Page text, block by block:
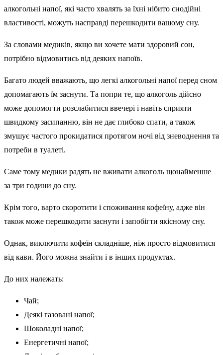
алкогольні напої, які часто хвалять за їхні нібито снодійні
властивості, можуть насправді перешкодити вашому сну.
За словами медиків, якщо ви хочете мати здоровий сон,
потрібно відмовитись від деяких напоїв.
Багато людей вважають, що легкі алкогольні напої перед сном
допомагають їм заснути. Та попри те, що алкоголь дійсно
може допомогти розслабитися ввечері і навіть сприяти
швидкому засипанню, він не дає глибоко спати, а також
змушує частого прокидатися протягом ночі від зневоднення та
потреби в туалеті.
Саме тому медики радять не вживати алкоголь щонайменше
за три години до сну.
Крім того, варто скоротити і споживання кофеїну, адже він
також може перешкодити заснути і запобігти якісному сну.
Однак, виключити кофеїн складніше, ніж просто відмовитися
від кави. Його можна знайти і в інших продуктах.
До них належать:
Чай;
Деякі газовані напої;
Шоколадні напої;
Енергетичні напої;